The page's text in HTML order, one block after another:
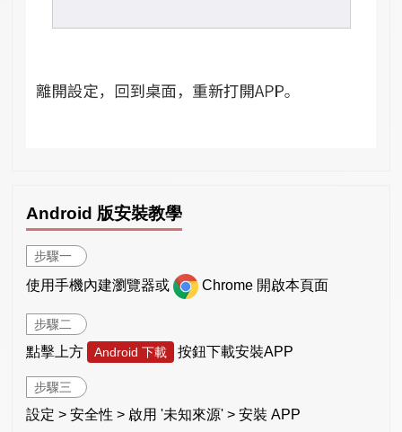
Android 版安裝教學
步驟一
使用手機內建瀏覽器或 Chrome 開啟本頁面
步驟二
點擊上方 Android 下載 按鈕下載安裝APP
步驟三
設定 > 安全性 > 啟用 '未知來源' > 安裝 APP